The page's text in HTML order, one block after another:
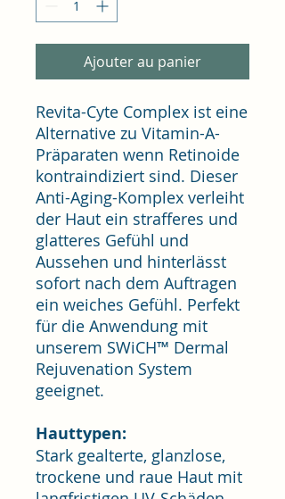
Ajouter au panier
Revita-Cyte Complex ist eine
Alternative zu Vitamin-A-
Präparaten wenn Retinoide
kontraindiziert sind. Dieser
Anti-Aging-Komplex verleiht
der Haut ein strafferes und
glatteres Gefühl und
Aussehen und hinterlässt
sofort nach dem Auftragen
ein weiches Gefühl. Perfekt
für die Anwendung mit
unserem SWiCH™ Dermal
Rejuvenation System
geeignet.
Hauttypen:
Stark gealterte, glanzlose,
trockene und raue Haut mit